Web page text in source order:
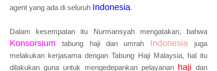
agent yang ada di seluruh Indonesia.
Dalam kesempatan itu Nurmansyah mengatakan, bahwa
Konsorsiumtabung haji dan umrah Indonesia
juga
melakukan kerjasama dengan Tabung Haji Malaysia, hal itu
dilakukan guna untuk mengedepankan pelayanan hajidan